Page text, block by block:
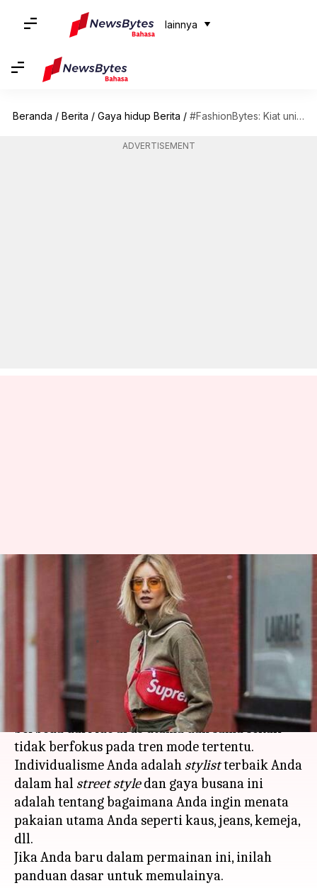
lainnya
Beranda / Berita / Gaya hidup Berita / #FashionBytes: Kiat unik untuk menguasai street style seperti profesional
ADVERTISEMENT
#FashionBytes: Kiat unik
untuk menguasai street style
seperti profesional
menulis Apr 03, 2023 12:01 pm
Apa ceritanya
Street styleadalah pendekatan mode yang
berbeda dari ide arus utama dan sama sekali
tidak berfokus pada tren mode tertentu.
Individualisme Anda adalah stylistterbaik Anda
dalam hal street styledan gaya busana ini
adalah tentang bagaimana Anda ingin menata
pakaian utama Anda seperti kaus, jeans, kemeja,
dll.
Jika Anda baru dalam permainan ini, inilah